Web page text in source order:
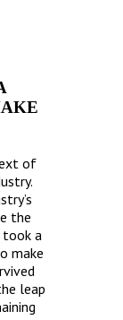
of
the
took a
make
leap